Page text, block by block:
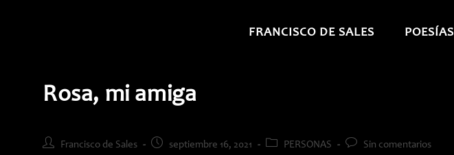
FRANCISCO DE SALES POESÍAS
Rosa, mi amiga
AutorFrancisco de Sales
Publicación
septiembre 16, 2021
Categoría
PERSONAS
Comentarios
Sin comentarios